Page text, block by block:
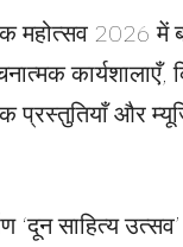
2026 में
प्रस्तुतियाँ और
‘दून साहित्य